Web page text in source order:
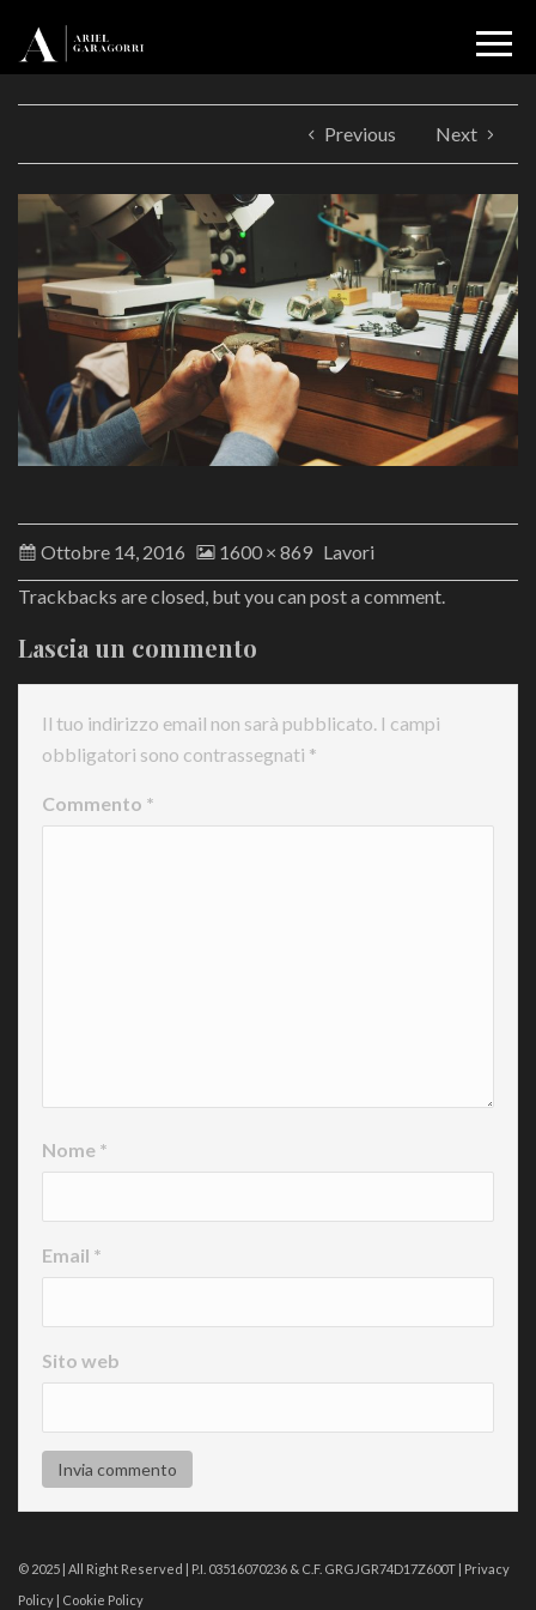
Previous Next
Ottobre 14, 2016 1600 × 869 Lavori
Trackbacks are closed, but you can post a comment
Lascia un commento
Il tuo indirizzo email non sarà pubblicato. I campi
obbligatori sono contrassegnati *
Commento *
Nome *
Email *
Sito web
© 2025 | All Right Reserved | P.I. 03516070236 & C.F. GRGJGR74D17Z600T | Privacy
Policy | Cookie Policy